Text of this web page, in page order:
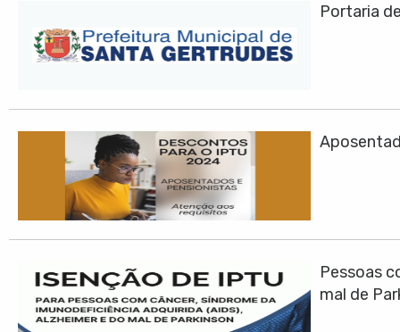
Portaria
Pessoas
mal de